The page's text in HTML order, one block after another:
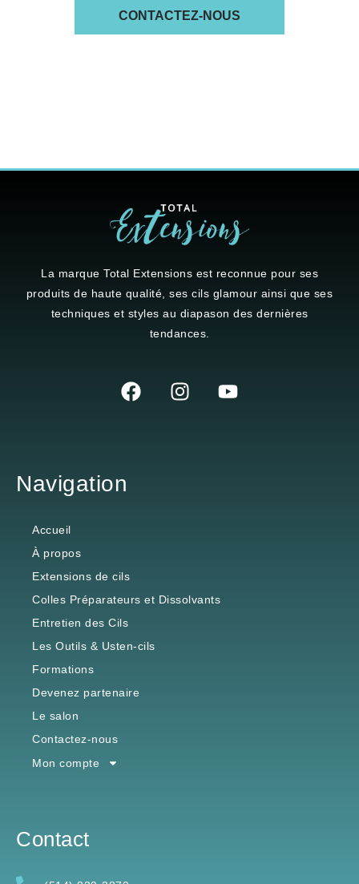
CONTACTEZ-NOUS
La marque Total Extensions est reconnue pour ses
produits de haute qualité, ses cils glamour ainsi que ses
techniques et styles au diapason des dernières
tendances.
Navigation
Accueil
À propos
Extensions de cils
Colles Préparateurs et Dissolvants
Entretien des Cils
Les Outils & Usten-cils
Formations
Devenez partenaire
Le salon
Contactez-nous
Mon compte
Contact